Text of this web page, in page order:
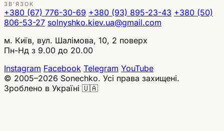
ЗВ'ЯЗОК
+380 (67) 776-30-69 +380 (93) 895-23-43 +380 (50)
806-53-27 solnyshko.kiev.ua@gmail.com
м. Київ, вул. Шалімова, 10, 2 поверх
Пн-Нд з 9.00 до 20.00
Instagram Facebook Telegram YouTube
© 2005–2026 Sonechko. Усі права захищені.
Зроблено в Україні 🇺🇦